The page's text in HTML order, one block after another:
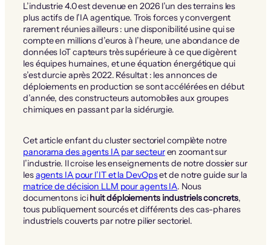
L’industrie 4.0 est devenue en 2026 l’un des terrains les
plus actifs de l’IA agentique. Trois forces y convergent
rarement réunies ailleurs : une disponibilité usine qui se
compte en millions d’euros à l’heure, une abondance de
données IoT capteurs très supérieure à ce que digèrent
les équipes humaines, et une équation énergétique qui
s’est durcie après 2022. Résultat : les annonces de
déploiements en production se sont accélérées en début
d’année, des constructeurs automobiles aux groupes
chimiques en passant par la sidérurgie.
Cet article enfant du cluster sectoriel complète notre
panorama des agents IA par secteuren zoomant sur
l’industrie. Il croise les enseignements de notre dossier sur
lesagents IA pour l’IT et la DevOpset de notre guide sur la
matrice de décision LLM pour agents IA. Nous
documentons icihuit déploiements industriels concrets,
tous publiquement sourcés et différents des cas-phares
industriels couverts par notre pilier sectoriel.